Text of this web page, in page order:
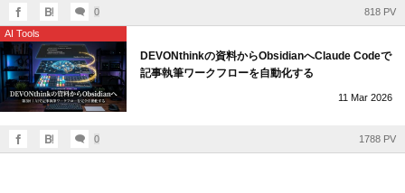
0
818 PV
AI Tools
DEVONthinkの資料からObsidianへClaude Codeで
記事執筆ワークフローを自動化する
11 Mar 2026
0 1788 PV